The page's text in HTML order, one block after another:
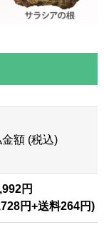
額 (税込)
円
円+送料264円)